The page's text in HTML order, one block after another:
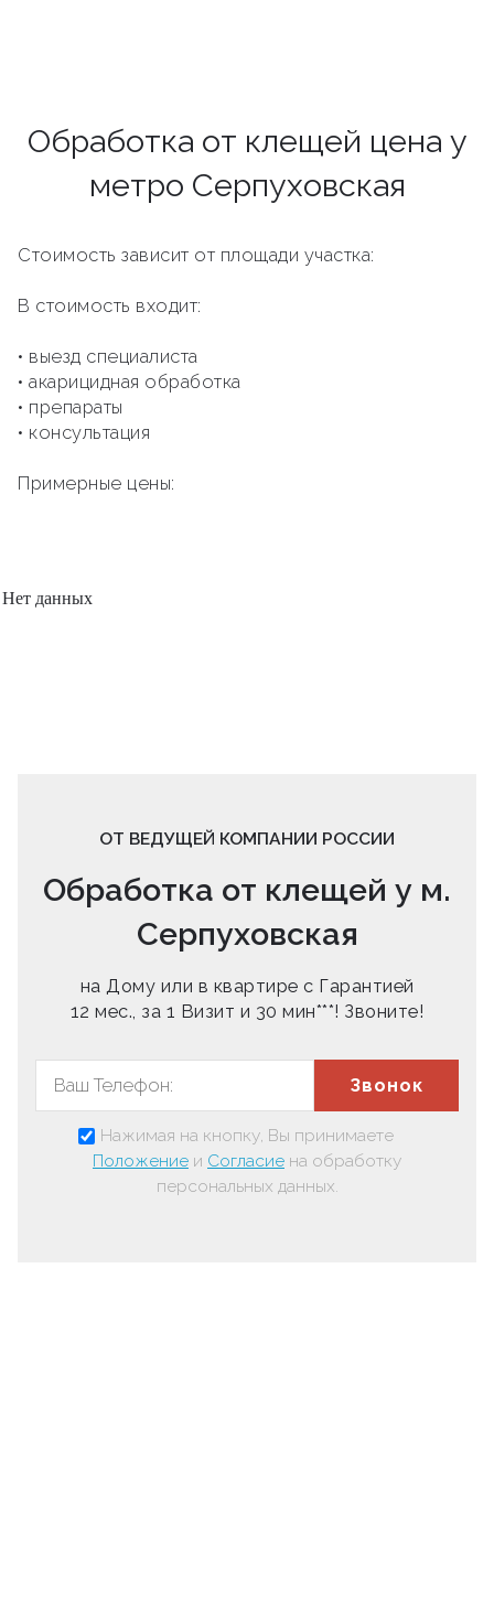
Обработка от клещей цена у
метро Серпуховская
Стоимость зависит от площади участка:
В стоимость входит:
• выезд специалиста
• акарицидная обработка
• препараты
• консультация
Примерные цены:
Нет данных
ОТ ВЕДУЩЕЙ КОМПАНИИ РОССИИ
Обработка от клещей у м.
Серпуховская
на Дому или в квартире с Гарантией
12 мес., за 1 Визит и 30 мин***! Звоните!
Звонок
Нажимая на кнопку, Вы принимаете
Положение и Согласие на обработку
персональных данных.